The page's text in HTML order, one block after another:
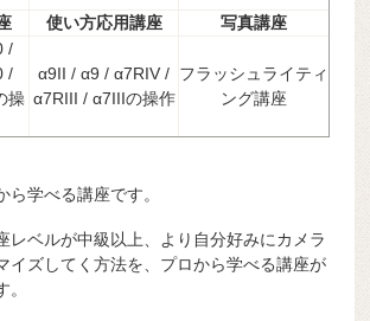
使い方応用講座
写真講座
/
/
操
α9II / α9 / α7RIV /
α7RIII / α7IIIの操作
フラッシュライティ
ング講座
ら学べる講座です。
レベルが中級以上、より自分好みにカメラ
イズしてく方法を、プロから学べる講座が